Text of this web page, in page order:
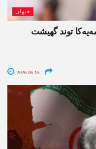
جیھان
توند گھیشت
2026-06-15